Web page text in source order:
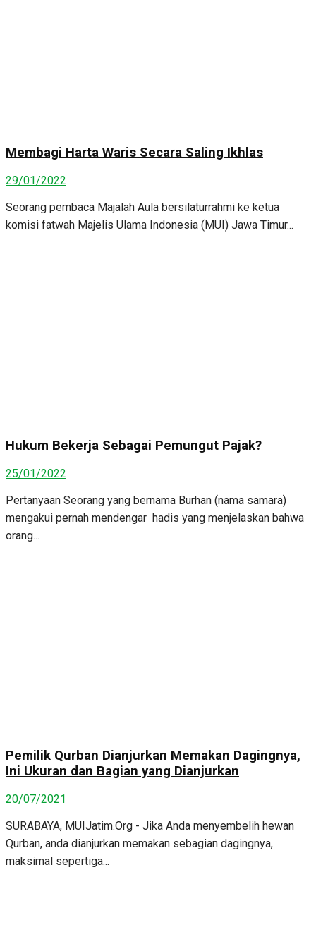
Membagi Harta Waris Secara Saling Ikhlas
29/01/2022
Seorang pembaca Majalah Aula bersilaturrahmi ke ketua
komisi fatwah Majelis Ulama Indonesia (MUI) Jawa Timur...
Hukum Bekerja Sebagai Pemungut Pajak?
25/01/2022
Pertanyaan Seorang yang bernama Burhan (nama samara)
mengakui pernah mendengar hadis yang menjelaskan bahwa
orang...
Pemilik Qurban Dianjurkan Memakan Dagingnya,
Ini Ukuran dan Bagian yang Dianjurkan
20/07/2021
SURABAYA, MUIJatim.Org - Jika Anda menyembelih hewan
Qurban, anda dianjurkan memakan sebagian dagingnya,
maksimal sepertiga...